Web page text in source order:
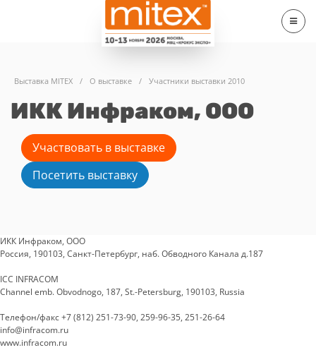
Выставка MITEX / О выставке / Участники выставки 2010
ИКК Инфраком, OOO
Участвовать в выставке
Посетить выставку
ИКК Инфраком, OOO
Россия, 190103, Санкт-Петербург, наб. Обводного Канала д.187
ICC INFRACOM
Channel emb. Obvodnogo, 187, St.-Petersburg, 190103, Russia
Телефон/факс +7 (812) 251-73-90, 259-96-35, 251-26-64
info@infracom.ru
www.infracom.ru